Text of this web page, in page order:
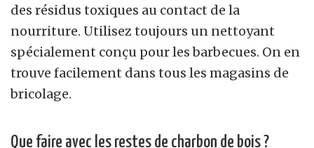
des résidus toxiques au contact de la
nourriture. Utilisez toujours un nettoyant
spécialement conçu pour les barbecues. On en
trouve facilement dans tous les magasins de
bricolage.
Que faire avec les restes de charbon de bois ?